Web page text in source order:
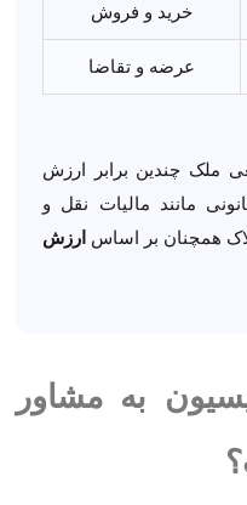
خرید و فروش
عرضه و تقاضا
ملک چندین برابر ارزش
مانند مالیات نقل و
همچنان بر اساس ارزش
به مشاور